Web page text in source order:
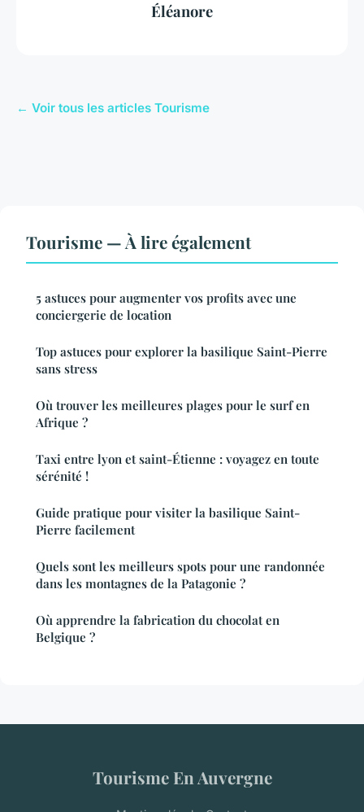
Éléanore
← Voir tous les articles Tourisme
Tourisme — À lire également
5 astuces pour augmenter vos profits avec une
conciergerie de location
Top astuces pour explorer la basilique Saint-Pierre
sans stress
Où trouver les meilleures plages pour le surf en
Afrique ?
Taxi entre lyon et saint-Étienne : voyagez en toute
sérénité !
Guide pratique pour visiter la basilique Saint-
Pierre facilement
Quels sont les meilleurs spots pour une randonnée
dans les montagnes de la Patagonie ?
Où apprendre la fabrication du chocolat en
Belgique ?
Tourisme En Auvergne